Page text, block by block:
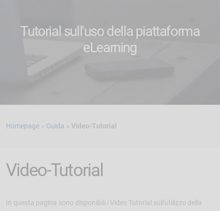
Tutorial sull'uso della piattaforma
eLearning
Homepage Guida Video-Tutorial
Video-Tutorial
In questa pagina sono disponibili i Video Tutorial sull'utilizzo della